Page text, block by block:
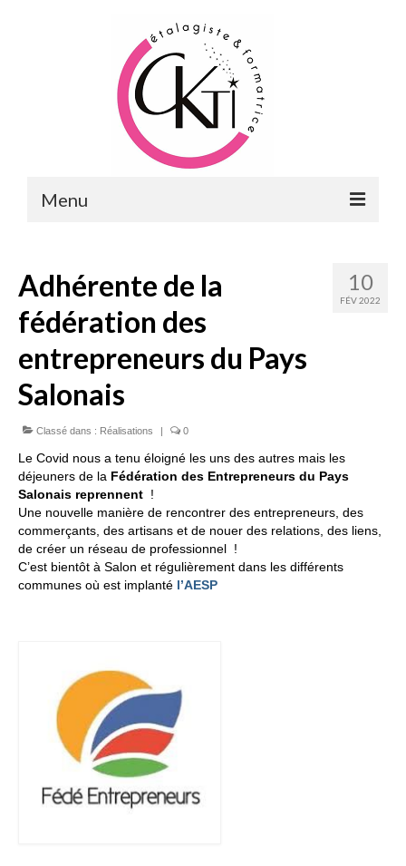
Menu
FORMATIONS
FORMATIONS DU POINT DE VENTE
MERCHANDISING & VITRINES
FORMATIONS RH
FORMATIONS DE FORMATEURS
CONSEILS & PRESTATIONS
REALISATIONS
CONTACT
10
FÉV 2022
Adhérente de la
fédération des
entrepreneurs du Pays
Salonais
Classé dans : Réalisations | 0
Le Covid nous a tenu éloigné les uns des autres mais les
déjeuners de la Fédération des Entrepreneurs du Pays
Salonais reprennent !
Une nouvelle manière de rencontrer des entrepreneurs, des
commerçants, des artisans et de nouer des relations, des liens,
de créer un réseau de professionnel !
C’est bientôt à Salon et régulièrement dans les différents
communes où est implanté l’AESP